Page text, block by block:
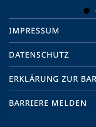
Social
Media
Kontakte
IMPRESSUM
DATENSCHUTZ
ERKLÄRUNG ZUR
BARRIERE MELDEN